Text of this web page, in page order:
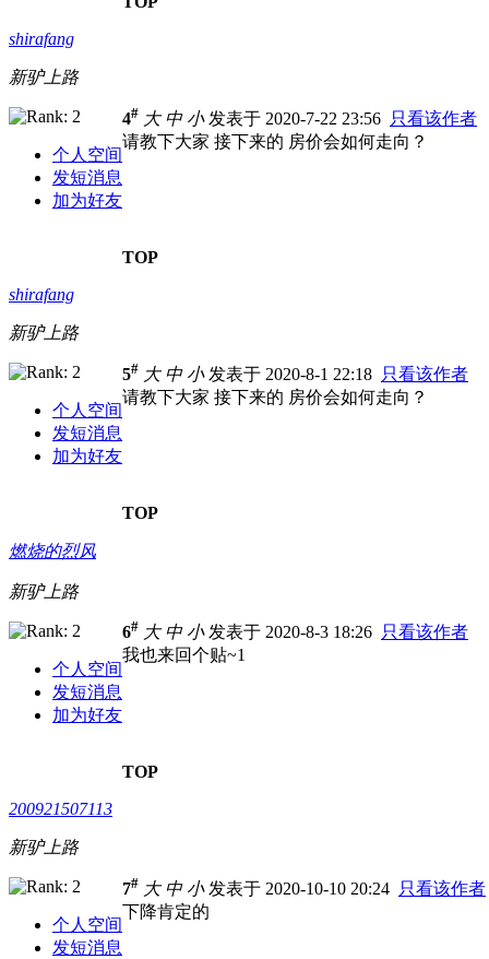
shirafang
新驴上路
个人空间
发短消息
加为好友
4# 大 中 小发表于 2020-7-22 23:56 只看该作者
请教下大家 接下来的 房价会如何走向？
TOP
shirafang
新驴上路
个人空间
发短消息
加为好友
5# 大 中 小发表于 2020-8-1 22:18 只看该作者
请教下大家 接下来的 房价会如何走向？
TOP
燃烧的烈风
新驴上路
个人空间
发短消息
加为好友
6# 大 中 小发表于 2020-8-3 18:26 只看该作者
我也来回个贴~1
TOP
200921507113
新驴上路
个人空间
发短消息
7# 大 中 小发表于 2020-10-10 20:24 只看该作者
下降肯定的